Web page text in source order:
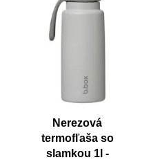
Nerezová
termofľaša so
slamkou 1l -